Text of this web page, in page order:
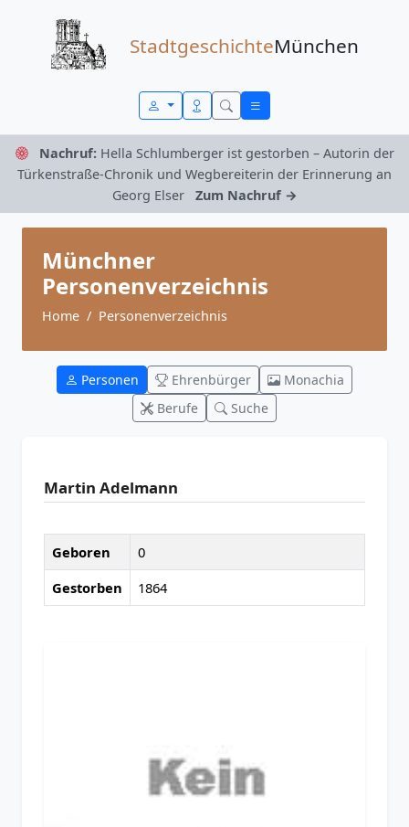
StadtgeschichteMünchen
Nachruf: Hella Schlumberger ist gestorben – Autorin der
Türkenstraße-Chronik und Wegbereiterin der Erinnerung an
Georg Elser
Zum Nachruf →
Münchner
Personenverzeichnis
Home Personenverzeichnis
Personen Ehrenbürger
Monachia
Berufe
Suche
Martin Adelmann
Geboren
0
Gestorben
1864